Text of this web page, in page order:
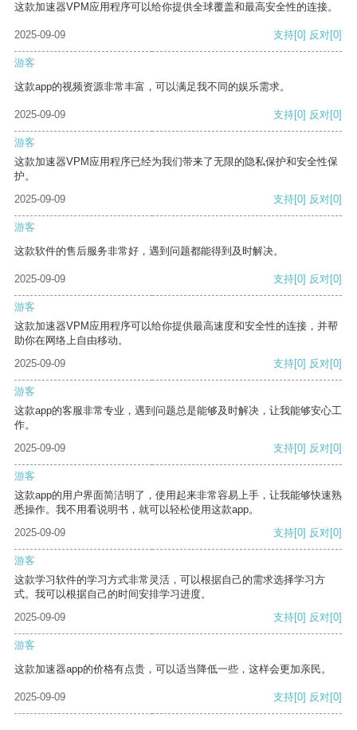
这款加速器VPM应用程序可以给你提供全球覆盖和最高安全性的连接。
2025-09-09 支持[0] 反对[0]
游客
这款app的视频资源非常丰富，可以满足我不同的娱乐需求。
2025-09-09 支持[0] 反对[0]
游客
这款加速器VPM应用程序已经为我们带来了无限的隐私保护和安全性保
护。
2025-09-09
支持[0] 反对[0]
游客
这款软件的售后服务非常好，遇到问题都能得到及时解决。
2025-09-09 支持[0] 反对[0]
游客
这款加速器VPM应用程序可以给你提供最高速度和安全性的连接，并帮
助你在网络上自由移动。
2025-09-09
支持[0] 反对[0]
游客
这款app的客服非常专业，遇到问题总是能够及时解决，让我能够安心工
作。
2025-09-09
支持[0] 反对[0]
游客
这款app的用户界面简洁明了，使用起来非常容易上手，让我能够快速熟
悉操作。我不用看说明书，就可以轻松使用这款app。
2025-09-09
支持[0] 反对[0]
游客
这款学习软件的学习方式非常灵活，可以根据自己的需求选择学习方
式。我可以根据自己的时间安排学习进度。
2025-09-09
支持[0] 反对[0]
游客
这款加速器app的价格有点贵，可以适当降低一些，这样会更加亲民。
2025-09-09 支持[0] 反对[0]